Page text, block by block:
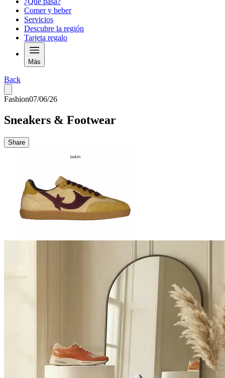
Comer y beber
Servicios
Descubre la región
Tarjeta regalo
Más
Back
Fashion07/06/26
Sneakers & Footwear
Share